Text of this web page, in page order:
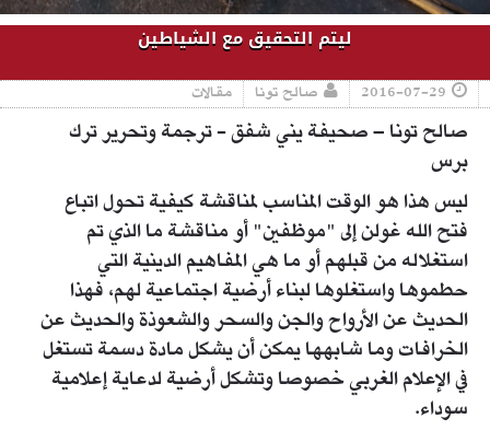
ليتم التحقيق مع الشياطين
2016-07-29 صالح تونا مقالات
صالح تونا – صحيفة يني شفق - ترجمة وتحرير ترك
برس
ليس هذا هو الوقت المناسب لمناقشة كيفية تحول اتباع
فتح الله غولن إلى "موظفين" أو مناقشة ما الذي تم
استغلاله من قبلهم أو ما هي المفاهيم الدينية التي
حطموها واستغلوها لبناء أرضية اجتماعية لهم، فهذا
الحديث عن الأرواح والجن والسحر والشعوذة والحديث عن
الخرافات وما شابهها يمكن أن يشكل مادة دسمة تستغل
في الإعلام الغربي خصوصا وتشكل أرضية لدعاية إعلامية
سوداء.